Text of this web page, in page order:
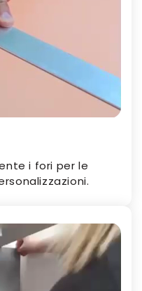
i fori per le